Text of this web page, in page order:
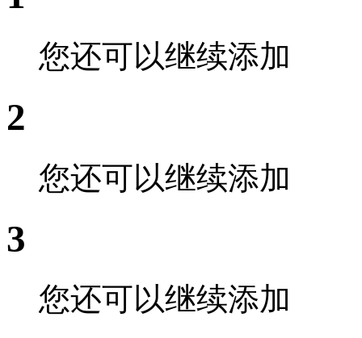
您还可以继续添加
2
您还可以继续添加
3
您还可以继续添加